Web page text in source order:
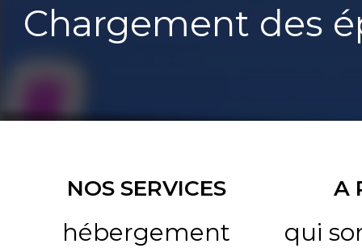
Chargement des
NOS SERVICES
hébergement
A
qui